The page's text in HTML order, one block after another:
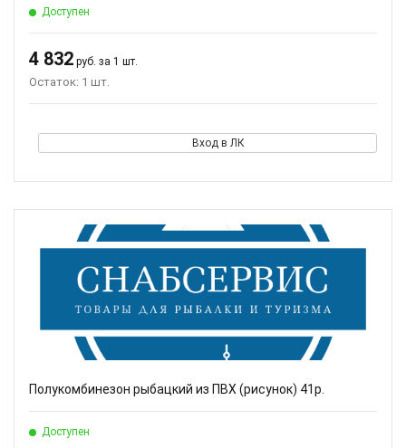
Доступен
4 832 руб. за 1 шт.
Остаток: 1 шт.
Вход в ЛК
Полукомбинезон рыбацкий из ПВХ (рисунок) 41р.
Доступен